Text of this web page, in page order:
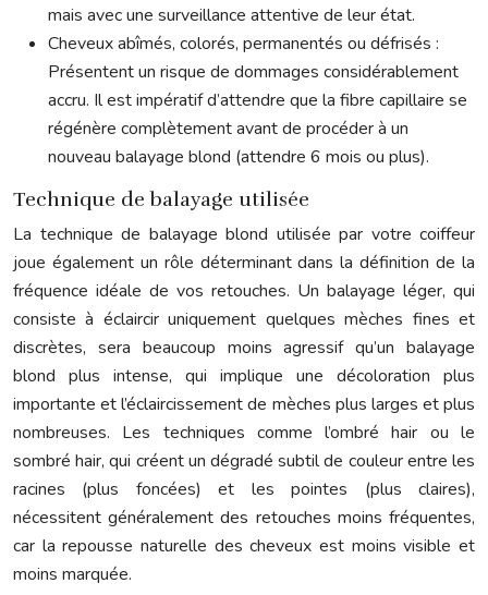
mais avec une surveillance attentive de leur état.
Cheveux abîmés, colorés, permanentés ou défrisés :
Présentent un risque de dommages considérablement
accru. Il est impératif d’attendre que la fibre capillaire se
régénère complètement avant de procéder à un
nouveau balayage blond (attendre 6 mois ou plus).
Technique de balayage utilisée
La technique de balayage blond utilisée par votre coiffeur
joue également un rôle déterminant dans la définition de la
fréquence idéale de vos retouches. Un balayage léger, qui
consiste à éclaircir uniquement quelques mèches fines et
discrètes, sera beaucoup moins agressif qu’un balayage
blond plus intense, qui implique une décoloration plus
importante et l’éclaircissement de mèches plus larges et plus
nombreuses. Les techniques comme l’ombré hair ou le
sombré hair, qui créent un dégradé subtil de couleur entre les
racines (plus foncées) et les pointes (plus claires),
nécessitent généralement des retouches moins fréquentes,
car la repousse naturelle des cheveux est moins visible et
moins marquée.